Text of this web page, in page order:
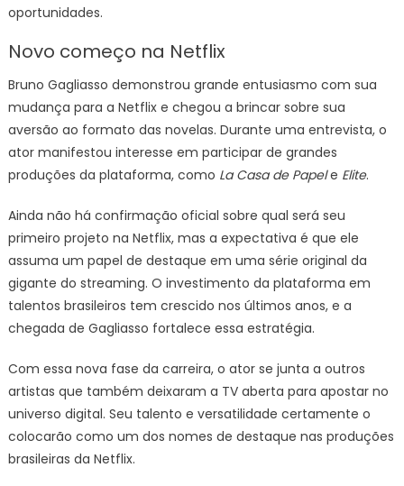
oportunidades.
Novo começo na Netflix
Bruno Gagliasso demonstrou grande entusiasmo com sua
mudança para a Netflix e chegou a brincar sobre sua
aversão ao formato das novelas. Durante uma entrevista, o
ator manifestou interesse em participar de grandes
produções da plataforma, como La Casa de Papele Elite.
Ainda não há confirmação oficial sobre qual será seu
primeiro projeto na Netflix, mas a expectativa é que ele
assuma um papel de destaque em uma série original da
gigante do streaming. O investimento da plataforma em
talentos brasileiros tem crescido nos últimos anos, e a
chegada de Gagliasso fortalece essa estratégia.
Com essa nova fase da carreira, o ator se junta a outros
artistas que também deixaram a TV aberta para apostar no
universo digital. Seu talento e versatilidade certamente o
colocarão como um dos nomes de destaque nas produções
brasileiras da Netflix.